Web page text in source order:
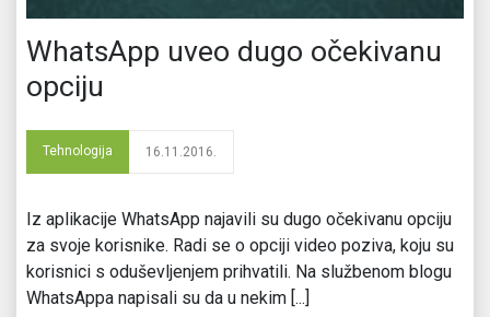
WhatsApp uveo dugo očekivanu
opciju
Tehnologija 16.11.2016.
Iz aplikacije WhatsApp najavili su dugo očekivanu opciju
za svoje korisnike. Radi se o opciji video poziva, koju su
korisnici s oduševljenjem prihvatili. Na službenom blogu
WhatsAppa napisali su da u nekim [...]